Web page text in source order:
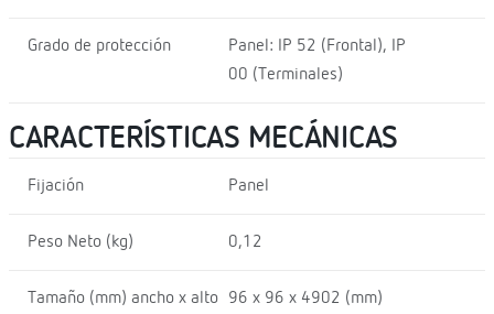
Grado de protección
Panel: IP 52 (Frontal), IP
00 (Terminales)
CARACTERÍSTICAS MECÁNICAS
Fijación Panel
Peso Neto (kg) 0,12
Tamaño (mm) ancho x alto
96 x 96 x 4902 (mm)